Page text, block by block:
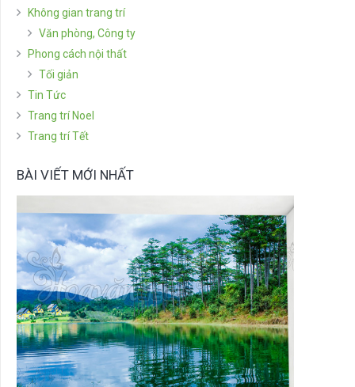
Không gian trang trí
Văn phòng, Công ty
Phong cách nội thất
Tối giản
Tin Tức
Trang trí Noel
Trang trí Tết
BÀI VIẾT MỚI NHẤT